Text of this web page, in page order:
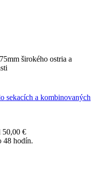
širokého ostria a
sekacích a kombinovaných
50,00 €
48 hodín.